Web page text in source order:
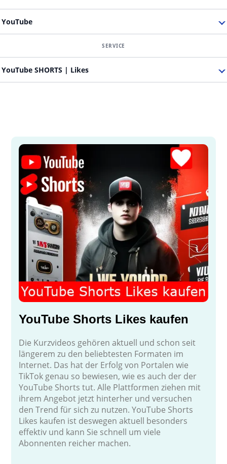
YouTube
YouTube SHORTS | Likes
YouTube Shorts Likes kaufen
Die Kurzvideos gehören aktuell und schon seit
längerem zu den beliebtesten Formaten im
Internet. Das hat der Erfolg von Portalen wie
TikTok genau so bewiesen, wie es auch der der
YouTube Shorts tut. Alle Plattformen ziehen mit
ihrem Angebot jetzt hinterher und versuchen
den Trend für sich zu nutzen. YouTube Shorts
Likes kaufen ist deswegen aktuell besonders
effektiv und kann Sie schnell um viele
Abonnenten reicher machen.